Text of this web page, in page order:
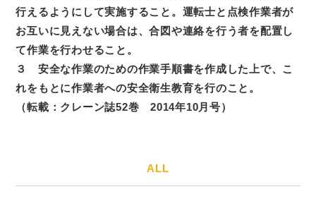
行えるようにして実施すること。運転士と点検作業者が
お互いに見えない場合は、合図や連絡を行う者を配置し
て作業を行わせること。
３ 安全な作業のための作業手順書を作成した上で、こ
れをもとに作業者への安全衛生教育を行のこと。
（転載：クレーン誌52巻 2014年10月号）
ALL